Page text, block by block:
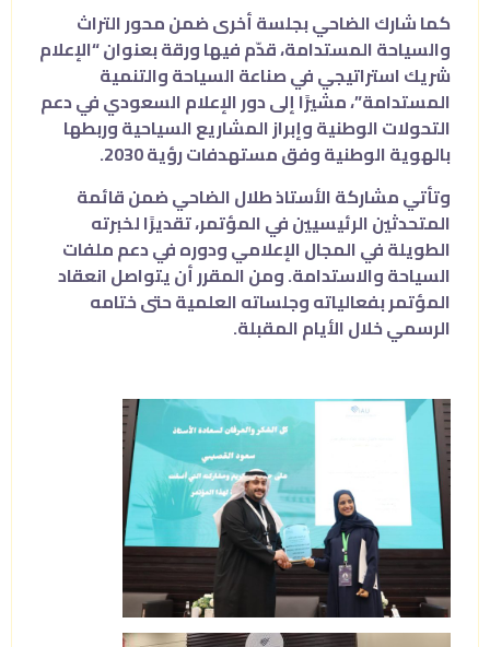
كما شارك الضاحي بجلسة أخرى ضمن محور التراث
والسياحة المستدامة، قدّم فيها ورقة بعنوان “الإعلام
شريك استراتيجي في صناعة السياحة والتنمية
المستدامة”، مشيرًا إلى دور الإعلام السعودي في دعم
التحولات الوطنية وإبراز المشاريع السياحية وربطها
بالهوية الوطنية وفق مستهدفات رؤية 2030.
وتأتي مشاركة الأستاذ طلال الضاحي ضمن قائمة
المتحدثين الرئيسيين في المؤتمر، تقديرًا لخبرته
الطويلة في المجال الإعلامي ودوره في دعم ملفات
السياحة والاستدامة. ومن المقرر أن يتواصل انعقاد
المؤتمر بفعالياته وجلساته العلمية حتى ختامه
الرسمي خلال الأيام المقبلة.